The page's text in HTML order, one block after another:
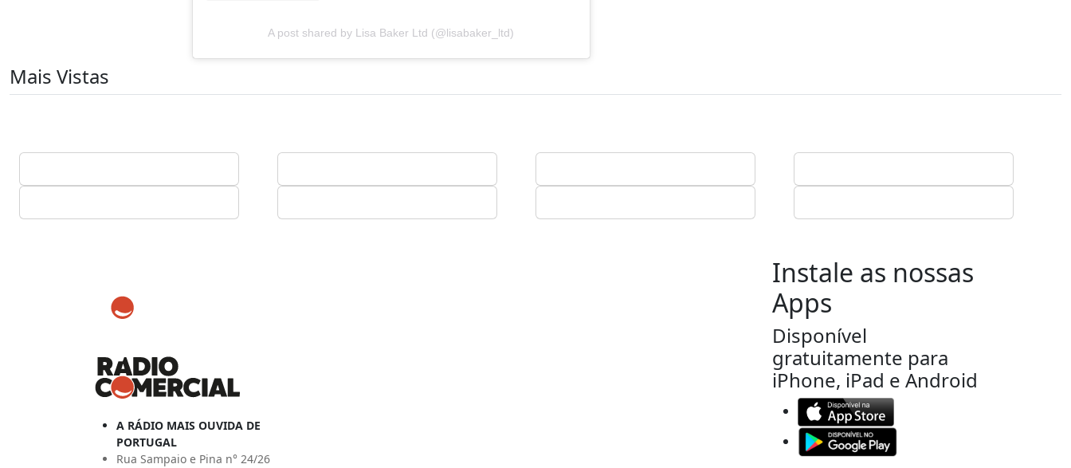
A post shared by Lisa Baker Ltd (@lisabaker_ltd)
Mais Vistas
A RÁDIO MAIS OUVIDA DE
PORTUGAL
Rua Sampaio e Pina n° 24/26
Instale as nossas
Apps
Disponível
gratuitamente para
iPhone, iPad e Android